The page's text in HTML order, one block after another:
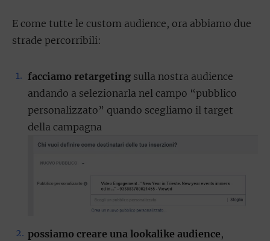
E come tutte le custom audience, ora abbiamo due
strade percorribili:
facciamo retargeting sulla nostra audience
andando a selezionarla nel campo “pubblico
personalizzato” quando scegliamo il target
della campagna
possiamo creare una lookalike audience,